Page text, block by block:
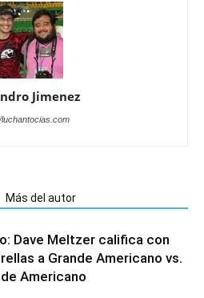
Jimenez
luchantocias.com
Más del autor
Dave Meltzer califica con
a Grande Americano vs.
Americano